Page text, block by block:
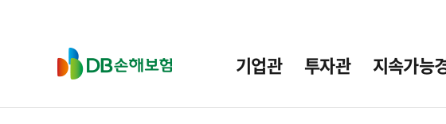
D
B
기업관 투자관 지속가능